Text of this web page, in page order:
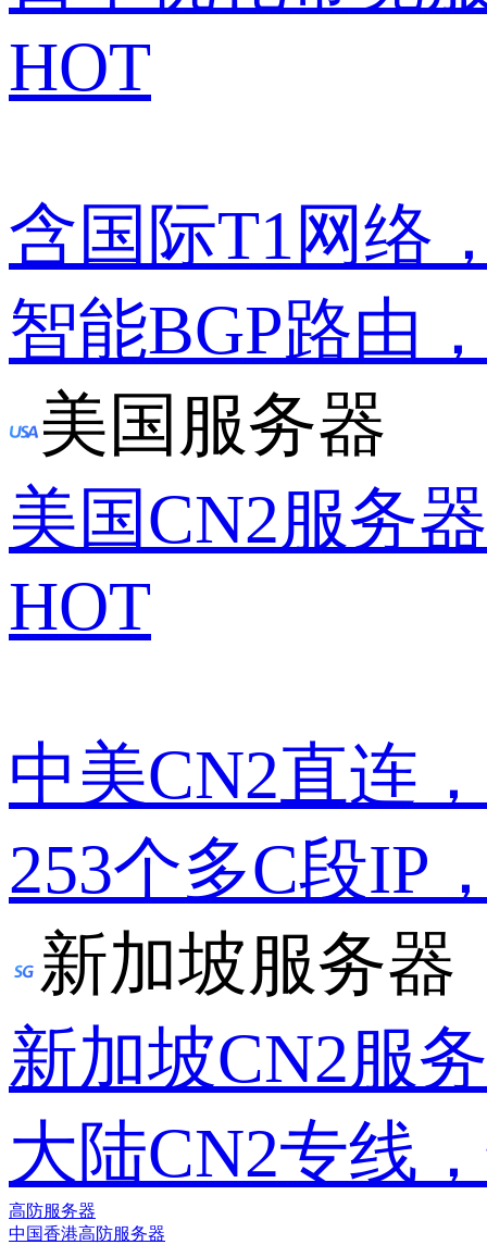
HOT
含国际T1网络
智能BGP路由
美国服务器
美国CN2服务器
HOT
中美CN2直连
253个多C段IP
新加坡服务器
新加坡CN2服
大陆CN2专线
高防服务器
中国香港高防服务器